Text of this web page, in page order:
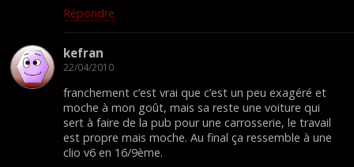
Répondre
kefran
22/04/2010
franchement c’est vrai que c’est un peu exagéré et
moche à mon goût, mais sa reste une voiture qui
sert à faire de la pub pour une carrosserie, le travail
est propre mais moche. Au final ça ressemble à une
clio v6 en 16/9ème.